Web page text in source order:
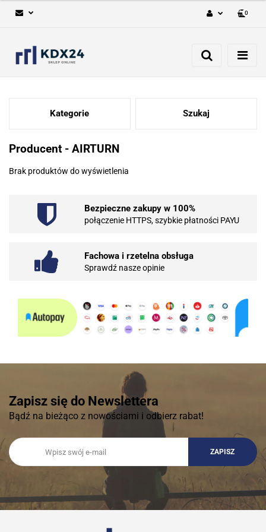
Zarejestruj się
0
Kategorie Szukaj
Producent - AIRTURN
Brak produktów do wyświetlenia
Bezpieczne zakupy w 100%
połączenie HTTPS, szybkie płatności PAYU
Fachowa i rzetelna obsługa
Sprawdź nasze opinie
Zapisz się do Newslettera
Bądź na bieżąco z nowościami i odbierz rabat!